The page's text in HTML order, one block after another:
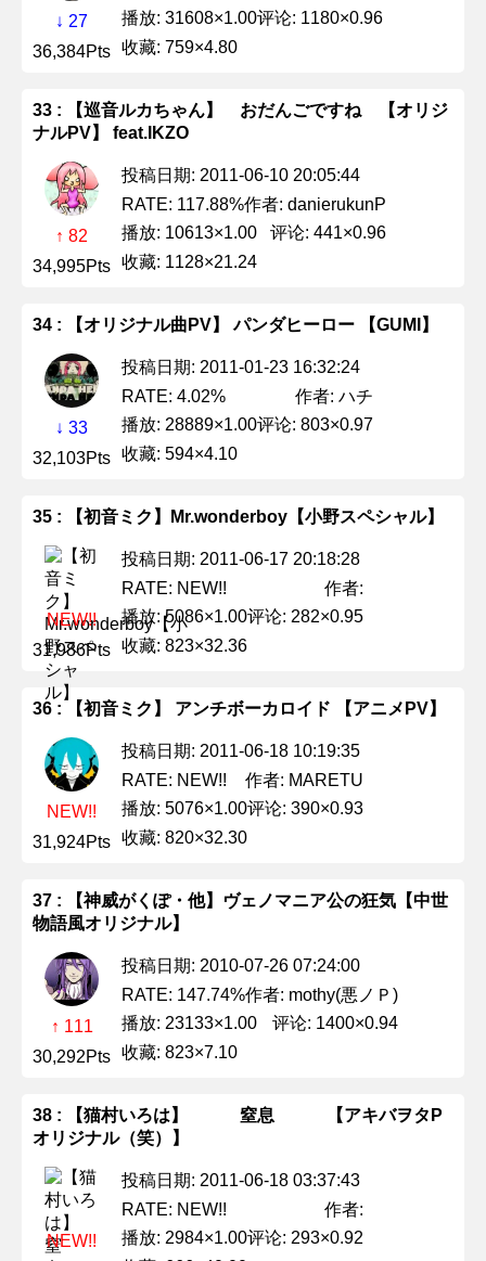
↓ 27
36,384Pts
播放: 31608×1.00评论: 1180×0.96
收藏: 759×4.80
33 : 【巡音ルカちゃん】 おだんごですね 【オリジ
ナルPV】 feat.IKZO
↑ 82
34,995Pts
投稿日期: 2011-06-10 20:05:44
RATE: 117.88%作者: danierukunP
播放: 10613×1.00
评论: 441×0.96
收藏: 1128×21.24
34 : 【オリジナル曲PV】 パンダヒーロー 【GUMI】
↓ 33
32,103Pts
投稿日期: 2011-01-23 16:32:24
RATE: 4.02%
作者: ハチ
播放: 28889×1.00评论: 803×0.97
收藏: 594×4.10
35 : 【初音ミク】Mr.wonderboy【小野スペシャル】
NEW!!
31,986Pts
投稿日期: 2011-06-17 20:18:28
RATE: NEW!!
作者:
播放: 5086×1.00评论: 282×0.95
收藏: 823×32.36
36 : 【初音ミク】 アンチボーカロイド 【アニメPV】
NEW!!
31,924Pts
投稿日期: 2011-06-18 10:19:35
RATE: NEW!!
作者: MARETU
播放: 5076×1.00评论: 390×0.93
收藏: 820×32.30
37 : 【神威がくぽ・他】ヴェノマニア公の狂気【中世
物語風オリジナル】
↑ 111
30,292Pts
投稿日期: 2010-07-26 07:24:00
RATE: 147.74%作者: mothy(悪ノＰ)
播放: 23133×1.00
评论: 1400×0.94
收藏: 823×7.10
38 : 【猫村いろは】 窒息 【アキバヲタP
オリジナル（笑）】
NEW!!
投稿日期: 2011-06-18 03:37:43
RATE: NEW!!
作者:
播放: 2984×1.00评论: 293×0.92